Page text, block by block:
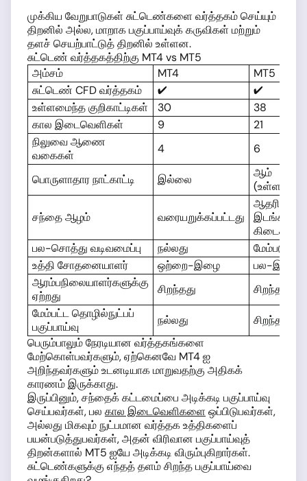
முக்கிய வேறுபாடுகள் சுட்டெண்களை வர்த்தகம் செய்யும்
திறனில் அல்ல, மாறாக பகுப்பாய்வுக் கருவிகள் மற்றும்
தளச் செயற்பாட்டுத் திறனில் உள்ளன.
சுட்டெண் வர்த்தகத்திற்கு MT4 vs MT5
அம்சம்
MT4
MT5
சுட்டெண் CFD வர்த்தகம்
✔
✔
உள்ளமைந்த குறிகாட்டிகள்
30
38
கால இடைவெளிகள்
9
21
நிலுவை ஆணை
வகைகள்
4 6
பொருளாதார நாட்காட்டி இல்லை
ஆம்
சந்தை ஆழம் வரையறுக்கப்பட்டது
இடங்களில்
கிடைக்கும்
பல-சொத்து வடிவமைப்பு
நல்லது
உத்தி சோதனையாளர்
ஒற்றை-இழை
பல-இழை
ஆரம்பநிலையாளர்களுக்கு
ஏற்றது
சிறந்தது
சிறந்தது
மேம்பட்ட தொழில்நுட்பப்
பகுப்பாய்வு
நல்லது
சிறந்தது
பெரும்பாலும் நேரடியான வர்த்தகங்களை
மேற்கொள்பவர்களும், ஏற்கெனவே MT4 ஐ
அறிந்தவர்களும் உடனடியாக மாறுவதற்கு அதிகக்
காரணம் இருக்காது.
இருப்பினும், சந்தைக் கட்டமைப்பை அடிக்கடி பகுப்பாய்வு
செய்பவர்கள், பல கால இடைவெளிகளை ஒப்பிடுபவர்கள்,
அல்லது மிகவும் நுட்பமான வர்த்தக உத்திகளைப்
பயன்படுத்துபவர்கள், அதன் விரிவான பகுப்பாய்வுத்
திறன்களால் MT5 ஐயே அடிக்கடி விரும்புகிறார்கள்.
சுட்டெண்களுக்கு எந்தத் தளம் சிறந்த பகுப்பாய்வை